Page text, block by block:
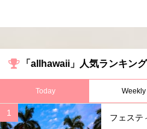
「allhawaii」人気ランキング
Today Weekly
フェステ